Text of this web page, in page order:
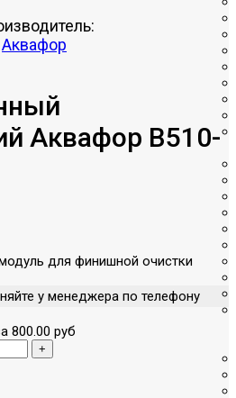
Аквафор
Аквафор В510-
для финишной очистки
у менеджера по телефону
800.00 руб